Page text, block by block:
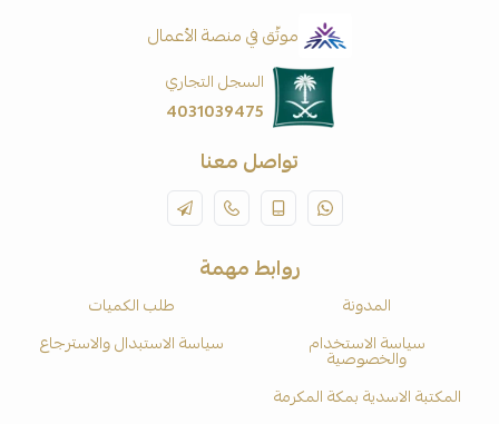
موثّق في منصة الأعمال
السجل التجاري
4031039475
تواصل معنا
روابط مهمة
المدونة
طلب الكميات
سياسة الاستخدام
والخصوصية
سياسة الاستبدال والاسترجاع
المكتبة الاسدية بمكة المكرمة